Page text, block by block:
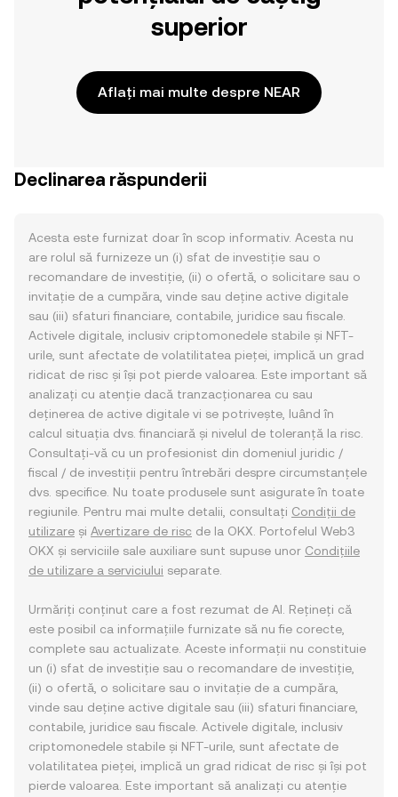
superior
Aflați mai multe despre NEAR
Declinarea răspunderii
Acesta este furnizat doar în scop informativ. Acesta nu
are rolul să furnizeze un (i) sfat de investiție sau o
recomandare de investiție, (ii) o ofertă, o solicitare sau o
invitație de a cumpăra, vinde sau deține active digitale
sau (iii) sfaturi financiare, contabile, juridice sau fiscale.
Activele digitale, inclusiv criptomonedele stabile și NFT-
urile, sunt afectate de volatilitatea pieței, implică un grad
ridicat de risc și își pot pierde valoarea. Este important să
analizați cu atenție dacă tranzacționarea cu sau
deținerea de active digitale vi se potrivește, luând în
calcul situația dvs. financiară și nivelul de toleranță la risc.
Consultați-vă cu un profesionist din domeniul juridic /
fiscal / de investiții pentru întrebări despre circumstanțele
dvs. specifice. Nu toate produsele sunt asigurate în toate
regiunile. Pentru mai multe detalii, consultați Condiții de
utilizare și Avertizare de risc de la OKX. Portofelul Web3
OKX și serviciile sale auxiliare sunt supuse unor Condițiile
de utilizare a serviciului separate.
Urmăriți conținut care a fost rezumat de AI. Rețineți că
este posibil ca informațiile furnizate să nu fie corecte,
complete sau actualizate. Aceste informații nu constituie
un (i) sfat de investiție sau o recomandare de investiție,
(ii) o ofertă, o solicitare sau o invitație de a cumpăra,
vinde sau deține active digitale sau (iii) sfaturi financiare,
contabile, juridice sau fiscale. Activele digitale, inclusiv
criptomonedele stabile și NFT-urile, sunt afectate de
volatilitatea pieței, implică un grad ridicat de risc și își pot
pierde valoarea. Este important să analizați cu atenție